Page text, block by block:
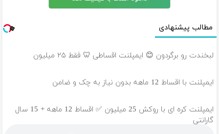
مطالب پیشنهادی
لبخندت رو برگردون 😊 ایمپلنت اقساطی 🦷 فقط ۲۵ میلیون
ایمپلنت با اقساط 12 ماهه بدون نیاز به چک و ضامن
ایمپلنت کره ای با روکش 25 میلیون ✅ اقساط 12 ماهه + 15 سال
گارانتی